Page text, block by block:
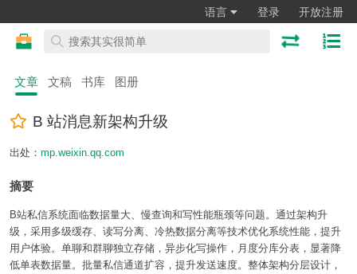
语言 登录 开放注册
文章 文稿 书库 图册
B 站消息新架构升级
出处： mp.weixin.qq.com
摘要
B站私信系统面临数据量大、慢查询和写性能瓶颈等问题。通过架构升
级，采用多级缓存、读写分离、冷热数据分离等技术优化系统性能，提升
用户体验。单聊和群聊独立存储，异步化写操作，月度分库分表，显著降
低单表数据量。批量私信通道扩容，提升发送速度。整体架构分层设计，